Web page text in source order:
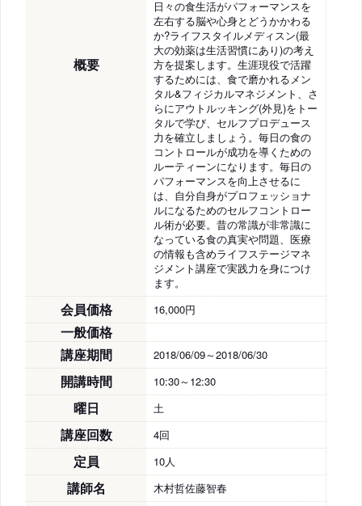
概要
日々の食生活がパフォーマンスを
左右する脳や心身とどうかかわる
か?ライフスタイルメディスン(最
大の効薬は生活習慣にあり)の考え
方を提案します。生涯現役で活躍
するためには、食で磨かれるメン
タル&フィジカルマネジメント、さ
らにアウトルッキング(外見)をトー
タルで学び、セルフプロデュース
力を確立しましょう。毎日の食の
コントロールが成功を導くための
ルーティーンになります。毎日の
パフォーマンスを向上させるに
は、自分自身がプロフェッショナ
ルになるためのセルフコントロー
ル術が必要。昔の常識が非常識に
なっている食の真実や問題、医療
の情報も含めライフステージマネ
ジメント講座で実践力を身につけ
ます。
会員価格 16,000円
一般価格
講座期間
2018/06/09～2018/06/30
開講時間 10:30～12:30
曜日 土
講座回数 4回
定員 10人
講師名 木村哲佐藤智春